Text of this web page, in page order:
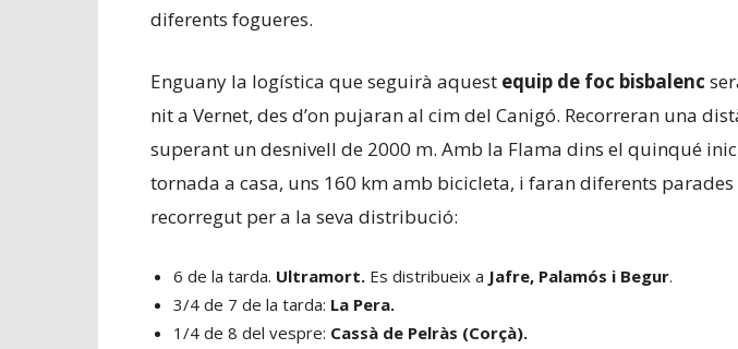
diferents fogueres.
Enguany la logística que seguirà aquest equip de foc bisbalenc
nit a Vernet, des d’on pujaran al cim del Canigó. Recorreran una
superant un desnivell de 2000 m. Amb la Flama dins el quinqué
tornada a casa, uns 160 km amb bicicleta, i faran diferents
recorregut per a la seva distribució:
6 de la tarda. Ultramort. Es distribueix a Jafre, Palamós i Begur.
3/4 de 7 de la tarda: La Pera.
1/4 de 8 del vespre: Cassà de Pelràs (Corçà).